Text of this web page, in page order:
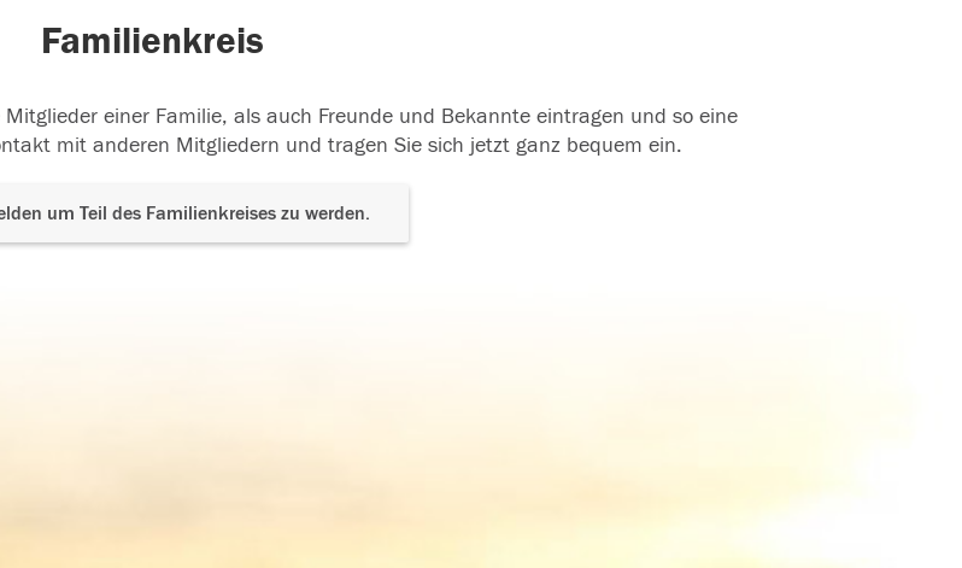
Familienkreis
einer Familie, als auch Freunde und Bekannte eintragen und so eine
mit anderen Mitgliedern und tragen Sie sich jetzt ganz bequem ein.
um Teil des Familienkreises zu werden.